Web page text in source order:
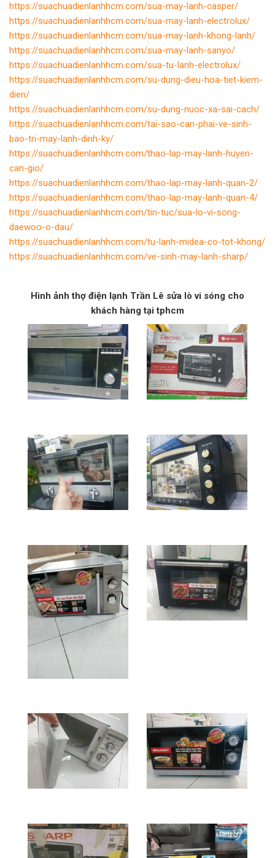
https://suachuadienlanhhcm.com/sua-may-lanh-casper/
https://suachuadienlanhhcm.com/sua-may-lanh-electrolux/
https://suachuadienlanhhcm.com/sua-may-lanh-khong-lanh/
https://suachuadienlanhhcm.com/sua-may-lanh-sanyo/
https://suachuadienlanhhcm.com/sua-tu-lanh-electrolux/
https://suachuadienlanhhcm.com/su-dung-dieu-hoa-tiet-kiem-
dien/
https://suachuadienlanhhcm.com/su-dung-nuoc-xa-sai-cach/
https://suachuadienlanhhcm.com/tai-sao-can-phai-ve-sinh-
bao-tri-may-lanh-dinh-ky/
https://suachuadienlanhhcm.com/thao-lap-may-lanh-huyen-
can-gio/
https://suachuadienlanhhcm.com/thao-lap-may-lanh-quan-2/
https://suachuadienlanhhcm.com/thao-lap-may-lanh-quan-4/
https://suachuadienlanhhcm.com/tin-tuc/sua-lo-vi-song-
daewoo-o-dau/
https://suachuadienlanhhcm.com/tu-lanh-midea-co-tot-khong/
https://suachuadienlanhhcm.com/ve-sinh-may-lanh-sharp/
Hình ảnh thợ điện lạnh Trần Lê sửa lò vi sóng cho
khách hàng tại tphcm